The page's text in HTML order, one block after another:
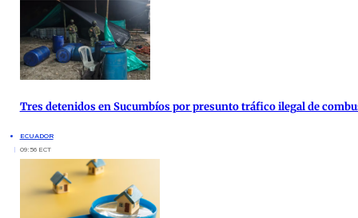
Tres detenidos en Sucumbíos por presunto tráfico ilegal de
ECUADOR
09:56 ECT